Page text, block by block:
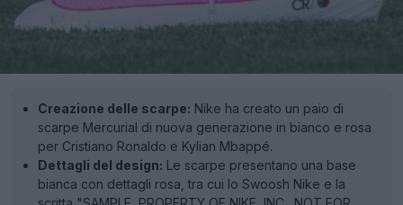
Creazione delle scarpe: Nike ha creato un paio di
scarpe Mercurial di nuova generazione in bianco e rosa
per Cristiano Ronaldo e Kylian Mbappé.
Dettagli del design: Le scarpe presentano una base
bianca con dettagli rosa, tra cui lo Swoosh Nike e la